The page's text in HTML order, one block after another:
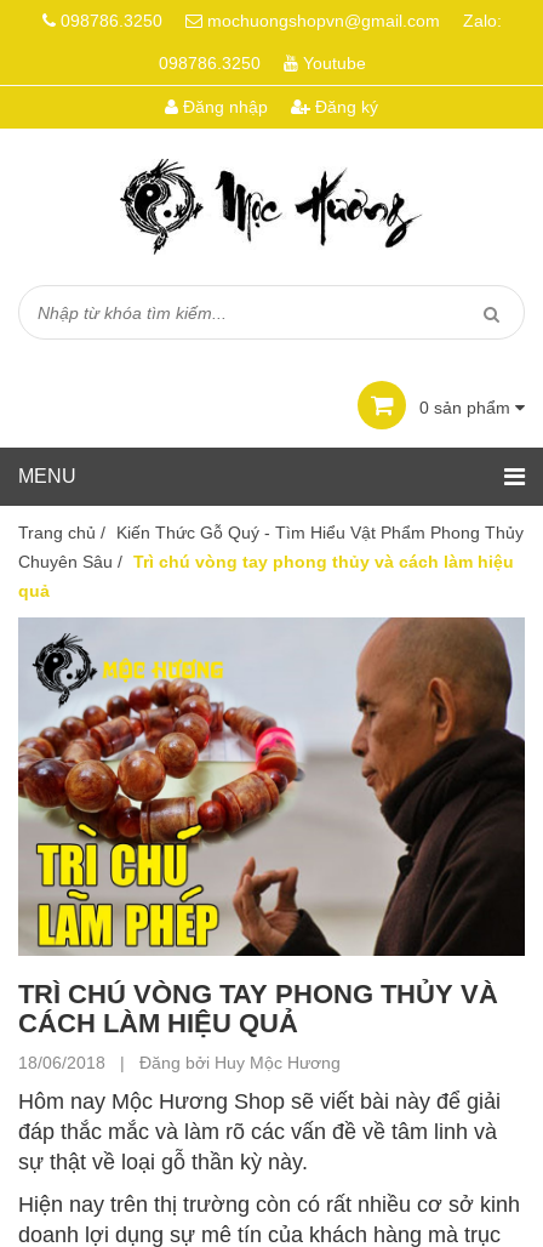
098786.3250 mochuongshopvn@gmail.com Zalo:
098786.3250 Youtube
Đăng nhập Đăng ký
0 sản phẩm
Trang chủ /
Kiến Thức Gỗ Quý - Tìm Hiểu Vật Phẩm Phong Thủy
Chuyên Sâu / Trì chú vòng tay phong thủy và cách làm hiệu
quả
TRÌ CHÚ VÒNG TAY PHONG THỦY VÀ
CÁCH LÀM HIỆU QUẢ
18/06/2018 | Đăng bởi Huy Mộc Hương
Hôm nay Mộc Hương Shop sẽ viết bài này để giải
đáp thắc mắc và làm rõ các vấn đề về tâm linh và
sự thật về loại gỗ thần kỳ này.
Hiện nay trên thị trường còn có rất nhiều cơ sở kinh
doanh lợi dụng sự mê tín của khách hàng mà trục